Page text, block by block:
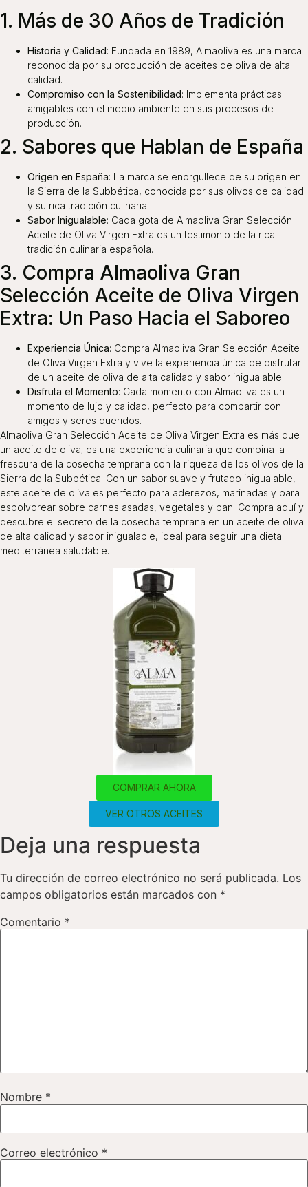
1. Más de 30 Años de Tradición
Historia y Calidad: Fundada en 1989, Almaoliva es una marca
reconocida por su producción de aceites de oliva de alta
calidad.
Compromiso con la Sostenibilidad: Implementa prácticas
amigables con el medio ambiente en sus procesos de
producción.
2. Sabores que Hablan de España
Origen en España: La marca se enorgullece de su origen en
la Sierra de la Subbética, conocida por sus olivos de calidad
y su rica tradición culinaria.
Sabor Inigualable: Cada gota de Almaoliva Gran Selección
Aceite de Oliva Virgen Extra es un testimonio de la rica
tradición culinaria española.
3. Compra Almaoliva Gran
Selección Aceite de Oliva Virgen
Extra: Un Paso Hacia el Saboreo
Experiencia Única: Compra Almaoliva Gran Selección Aceite
de Oliva Virgen Extra y vive la experiencia única de disfrutar
de un aceite de oliva de alta calidad y sabor inigualable.
Disfruta el Momento: Cada momento con Almaoliva es un
momento de lujo y calidad, perfecto para compartir con
amigos y seres queridos.
Almaoliva Gran Selección Aceite de Oliva Virgen Extra es más que
un aceite de oliva; es una experiencia culinaria que combina la
frescura de la cosecha temprana con la riqueza de los olivos de la
Sierra de la Subbética. Con un sabor suave y frutado inigualable,
este aceite de oliva es perfecto para aderezos, marinadas y para
espolvorear sobre carnes asadas, vegetales y pan. Compra aquí y
descubre el secreto de la cosecha temprana en un aceite de oliva
de alta calidad y sabor inigualable, ideal para seguir una dieta
mediterránea saludable.
COMPRAR AHORA
VER OTROS ACEITES
Deja una respuesta
Tu dirección de correo electrónico no será publicada. Los
campos obligatorios están marcados con *
Comentario *
Nombre *
Correo electrónico *